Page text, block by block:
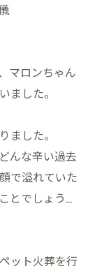
マロンちゃん
ました。
ました。
んな辛い過去
で溢れていた
とでしょう…
ット火葬を行